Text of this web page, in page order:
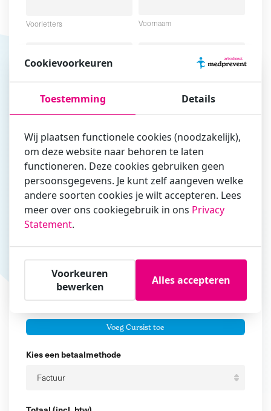
Voorletters Voornaam
Vul hier bij voorkeur het e-mailadres in waarmee je
zakelijk/administratief correspondeert
Is de contactpersoon ook een cursist?
Ja
Nee
Cursisten
Voeg cursisten toe
Tussenvoegsel
Er zijn geencursisten.
Voeg Cursist toe
Kies een betaalmethode
Cookievoorkeuren
Toestemming Details
Wij plaatsen functionele cookies (noodzakelijk),
om deze website naar behoren te laten
functioneren. Deze cookies gebruiken geen
persoonsgegevens. Je kunt zelf aangeven welke
andere soorten cookies je wilt accepteren. Lees
meer over ons cookiegebruik in ons Privacy
Statement.
Voorkeuren
bewerken
Alles accepteren